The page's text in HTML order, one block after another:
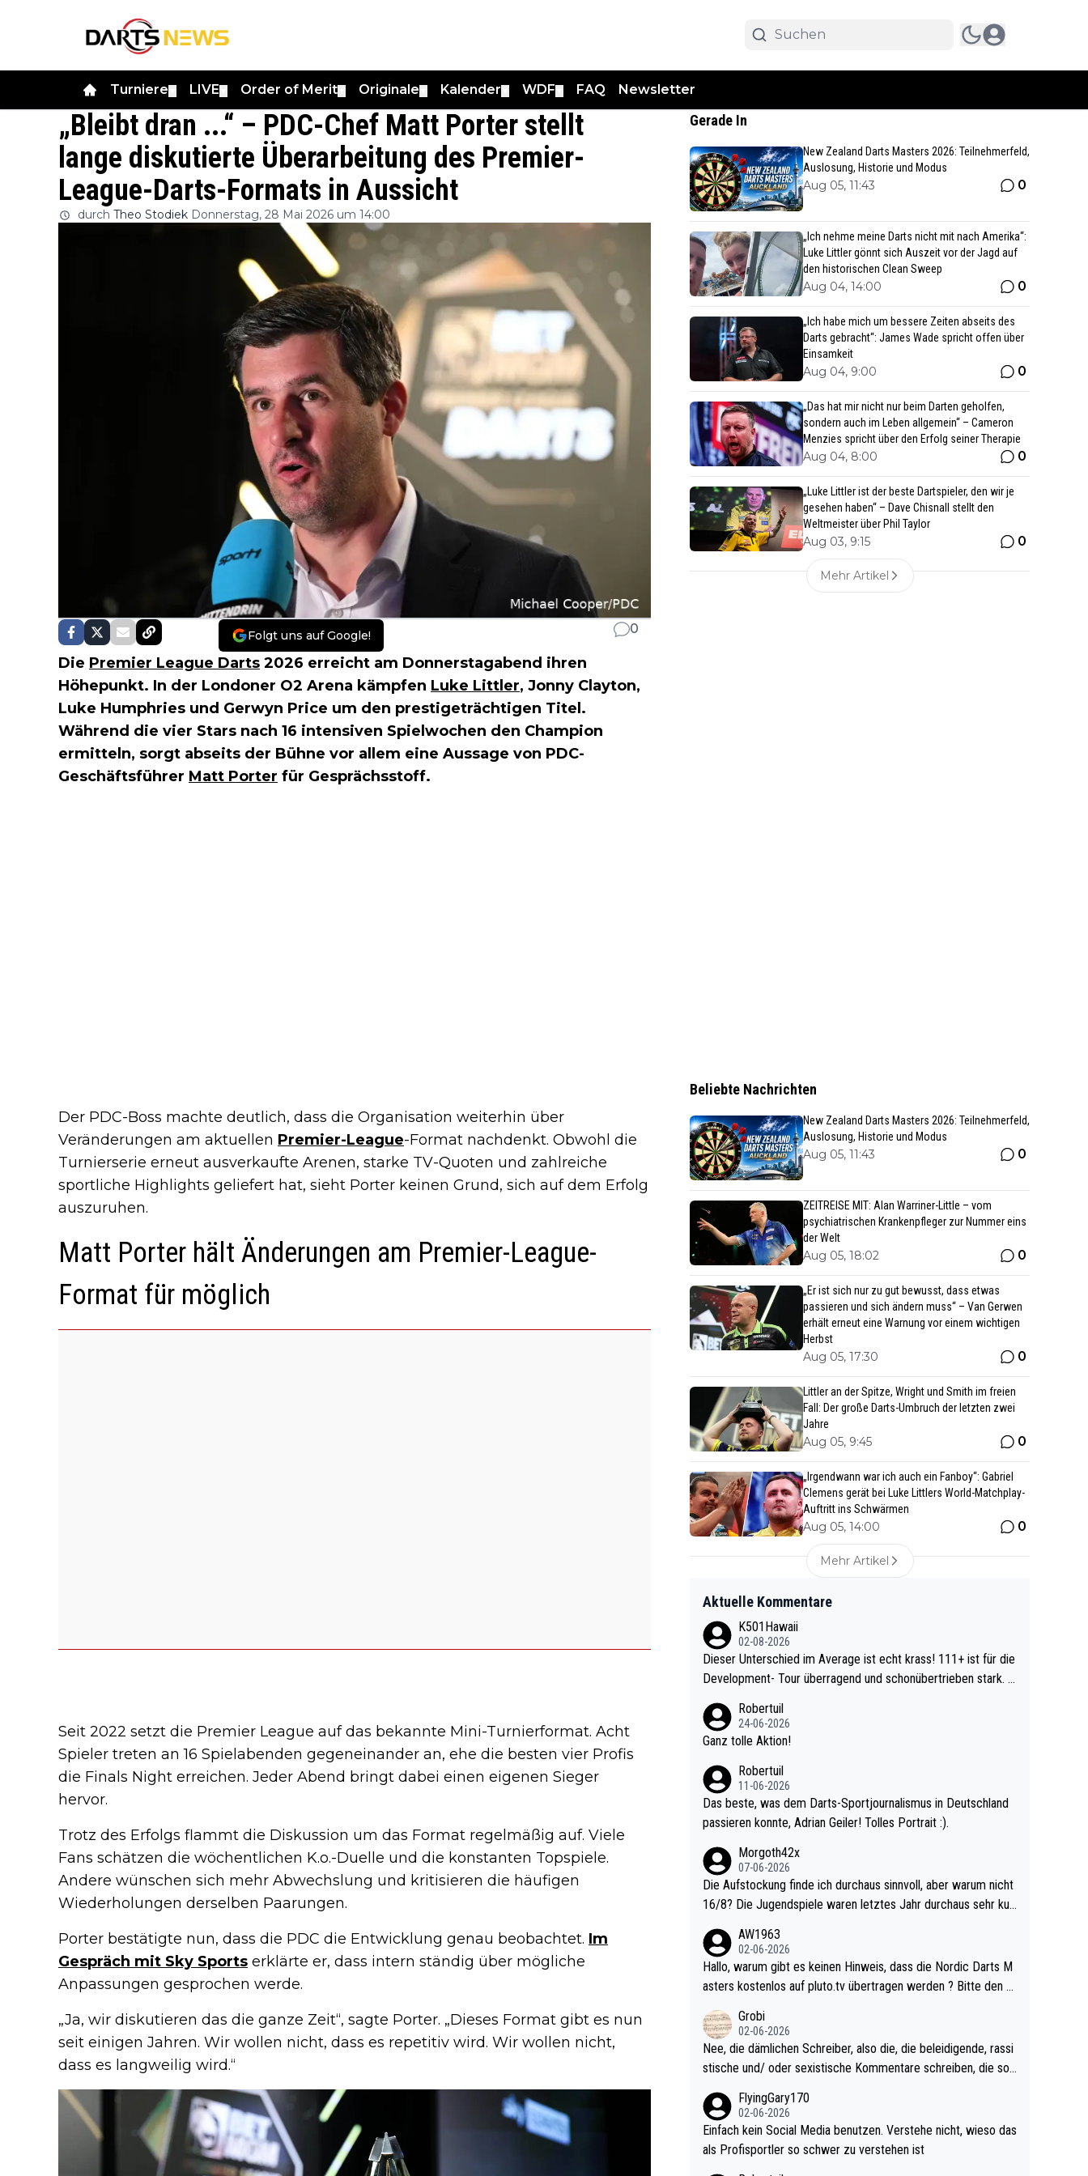
Turniere LIVE Order of Merit Originale Kalender WDF FAQ Newsletter
„Bleibt dran ...“ – PDC-Chef Matt Porter stellt
lange diskutierte Überarbeitung des Premier-
League-Darts-Formats in Aussicht
durch Theo Stodiek Donnerstag, 28 Mai 2026 um 14:00
Folgt uns auf Google! 0
Die Premier League Darts 2026 erreicht am Donnerstagabend ihren
Höhepunkt. In der Londoner O2 Arena kämpfen Luke Littler, Jonny Clayton,
Luke Humphries und Gerwyn Price um den prestigeträchtigen Titel.
Während die vier Stars nach 16 intensiven Spielwochen den Champion
ermitteln, sorgt abseits der Bühne vor allem eine Aussage von PDC-
Geschäftsführer Matt Porter für Gesprächsstoff.
Der PDC-Boss machte deutlich, dass die Organisation weiterhin über
Veränderungen am aktuellen Premier-League-Format nachdenkt. Obwohl die
Turnierserie erneut ausverkaufte Arenen, starke TV-Quoten und zahlreiche
sportliche Highlights geliefert hat, sieht Porter keinen Grund, sich auf dem Erfolg
auszuruhen.
Matt Porter hält Änderungen am Premier-League-
Format für möglich
Seit 2022 setzt die Premier League auf das bekannte Mini-Turnierformat. Acht
Spieler treten an 16 Spielabenden gegeneinander an, ehe die besten vier Profis
die Finals Night erreichen. Jeder Abend bringt dabei einen eigenen Sieger
hervor.
Trotz des Erfolgs flammt die Diskussion um das Format regelmäßig auf. Viele
Fans schätzen die wöchentlichen K.o.-Duelle und die konstanten Topspiele.
Andere wünschen sich mehr Abwechslung und kritisieren die häufigen
Wiederholungen derselben Paarungen.
Porter bestätigte nun, dass die PDC die Entwicklung genau beobachtet. Im
Gespräch mit Sky Sports erklärte er, dass intern ständig über mögliche
Anpassungen gesprochen werde.
„Ja, wir diskutieren das die ganze Zeit“, sagte Porter. „Dieses Format gibt es nun
seit einigen Jahren. Wir wollen nicht, dass es repetitiv wird. Wir wollen nicht,
dass es langweilig wird.“
Gerade In
New Zealand Darts Masters 2026: Teilnehmerfeld,
Auslosung, Historie und Modus
Aug 05, 11:43 0
„Ich nehme meine Darts nicht mit nach Amerika“:
Luke Littler gönnt sich Auszeit vor der Jagd auf
den historischen Clean Sweep
Aug 04, 14:00 0
„Ich habe mich um bessere Zeiten abseits des
Darts gebracht“: James Wade spricht offen über
Einsamkeit
Aug 04, 9:00 0
„Das hat mir nicht nur beim Darten geholfen,
sondern auch im Leben allgemein“ – Cameron
Menzies spricht über den Erfolg seiner Therapie
Aug 04, 8:00 0
„Luke Littler ist der beste Dartspieler, den wir je
gesehen haben“ – Dave Chisnall stellt den
Weltmeister über Phil Taylor
Aug 03, 9:15 0
Mehr Artikel
Beliebte Nachrichten
New Zealand Darts Masters 2026: Teilnehmerfeld,
Auslosung, Historie und Modus
Aug 05, 11:43 0
ZEITREISE MIT: Alan Warriner-Little – vom
psychiatrischen Krankenpfleger zur Nummer eins
der Welt
Aug 05, 18:02 0
„Er ist sich nur zu gut bewusst, dass etwas
passieren und sich ändern muss“ – Van Gerwen
erhält erneut eine Warnung vor einem wichtigen
Herbst
Aug 05, 17:30 0
Littler an der Spitze, Wright und Smith im freien
Fall: Der große Darts-Umbruch der letzten zwei
Jahre
Aug 05, 9:45 0
„Irgendwann war ich auch ein Fanboy“: Gabriel
Clemens gerät bei Luke Littlers World-Matchplay-
Auftritt ins Schwärmen
Aug 05, 14:00 0
Mehr Artikel
Aktuelle Kommentare
K501Hawaii
02-08-2026
Dieser Unterschied im Average ist echt krass! 111+ ist für die
Development- Tour überragend und schonübertrieben stark. U
e mal 40+ erst recht. Da gewinnst keinen Blumentopf - ist ja n
och krasser wie ein Pokalspiel eines Kreisligisten vs einem Bu
Robertuil
24-06-2026
Ganz tolle Aktion!
Robertuil
11-06-2026
Das beste, was dem Darts-Sportjournalismus in Deutschland
passieren konnte, Adrian Geiler! Tolles Portrait :).
Morgoth42x
07-06-2026
Die Aufstockung finde ich durchaus sinnvoll, aber warum nicht
16/8? Die Jugendspiele waren letztes Jahr durchaus sehr kur
l. Allerdings ist Mitchell Lawrie als Nummer 1 der Welt eh quali
fiziert. Somit ändert die automatische Qualifikation des Weltm
eisters erstmal nichts. Ich denke sie wollen damit für nächste
d wohl wenig WDF Turniere spielen. Dies war bei Archie Self l
etztes Jahr der Fall. Er musste als amtierender Weltmeister d
urch den Qualifier und ich glaube kaum, dass Mitchel sich das
(in Vegas) antun würde, wenn er doch eigentlich die PDC-WM
als Ziel hat.
AW1963
02-06-2026
Hallo, warum gibt es keinen Hinweis, dass die Nordic Darts M
asters kostenlos auf pluto.tv übertragen werden ? Bitte den A
Grobi
02-06-2026
Nee, die dämlichen Schreiber, also die, die beleidigende, rassi
stische und/ oder sexistische Kommentare schreiben, die soll
nes Leben in den Griff kriegen. Nur eins wundert mich: Luke Li
ttler war doch neulich erst derjenige, der über Social Media G
vV provoziert hat. Und Littlers Mutter schießt öfters mal gege
FlyingGary170
02-06-2026
Einfach kein Social Media benutzen. Verstehe nicht, wieso das
als Profisportler so schwer zu verstehen ist